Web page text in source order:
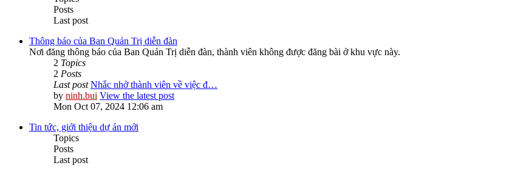
Posts
Last post
Thông báo của Ban Quản Trị diễn đàn
Nơi đăng thông báo của Ban Quản Trị diễn đàn, thành viên không được đăng bài ở khu vực này.
2 Topics
2 Posts
Last post Nhắc nhở thành viên về việc đ…
by ninh.bui View the latest post
Mon Oct 07, 2024 12:06 am
Tin tức, giới thiệu dự án mới
Topics
Posts
Last post